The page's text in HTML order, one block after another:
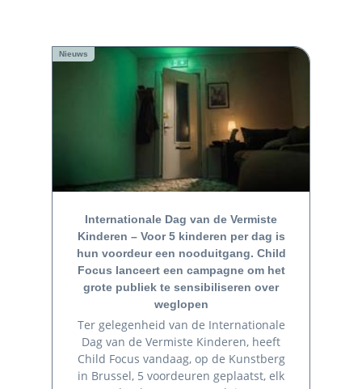
Nieuws
Internationale Dag van de Vermiste
Kinderen – Voor 5 kinderen per dag is
hun voordeur een nooduitgang. Child
Focus lanceert een campagne om het
grote publiek te sensibiliseren over
weglopen
Ter gelegenheid van de Internationale
Dag van de Vermiste Kinderen, heeft
Child Focus vandaag, op de Kunstberg
in Brussel, 5 voordeuren geplaatst, elk